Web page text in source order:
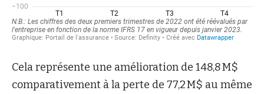
Cela représente une amélioration de 148,8 M$
comparativement à la perte de 77,2 M$ au même